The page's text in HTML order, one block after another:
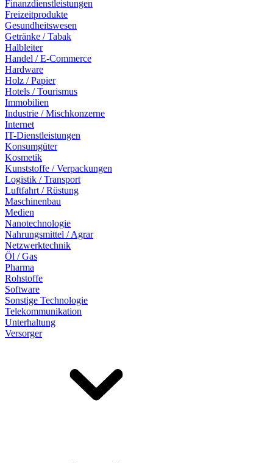
Finanzdienstleistungen
Freizeitprodukte
Gesundheitswesen
Getränke / Tabak
Halbleiter
Handel / E-Commerce
Hardware
Holz / Papier
Hotels / Tourismus
Immobilien
Industrie / Mischkonzerne
Internet
IT-Dienstleistungen
Konsumgüter
Kosmetik
Kunststoffe / Verpackungen
Logistik / Transport
Luftfahrt / Rüstung
Maschinenbau
Medien
Nanotechnologie
Nahrungsmittel / Agrar
Netzwerktechnik
Öl / Gas
Pharma
Rohstoffe
Software
Sonstige Technologie
Telekommunikation
Unterhaltung
Versorger